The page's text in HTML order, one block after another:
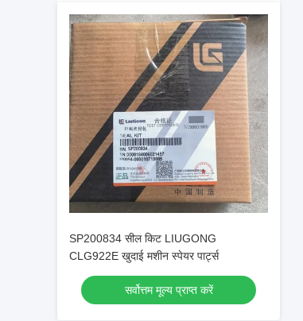
SP200834 सील किट LIUGONG
CLG922E खुदाई मशीन स्पेयर पार्ट्स
सर्वोत्तम मूल्य प्राप्त करें